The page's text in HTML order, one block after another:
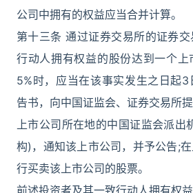
公司中拥有的权益应当合并计算。
第十三条 通过证券交易所的证券
行动人拥有权益的股份达到一个
5%时，应当在该事实发生之日起
告书，向中国证监会、证券交易所
上市公司所在地的中国证监会派出
构)，通知该上市公司，并予公告;
行买卖该上市公司的股票。
前述投资者及其一致行动人拥有权